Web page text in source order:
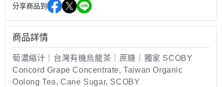
分享商品到
商品詳情
萄濃縮汁｜台灣有機烏龍茶｜蔗糖｜獨家 SCOBY
Concord Grape Concentrate, Taiwan Organic
Oolong Tea, Cane Sugar, SCOBY